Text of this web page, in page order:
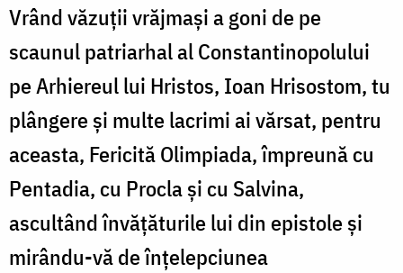
Vrând văzuţii vrăjmaşi a goni de pe
scaunul patriarhal al Constantinopolului
pe Arhiereul lui Hristos, Ioan Hrisostom, tu
plângere şi multe lacrimi ai vărsat, pentru
aceasta, Fericită Olimpiada, împreună cu
Pentadia, cu Procla şi cu Salvina,
ascultând învăţăturile lui din epistole şi
mirându-vă de înţelepciunea